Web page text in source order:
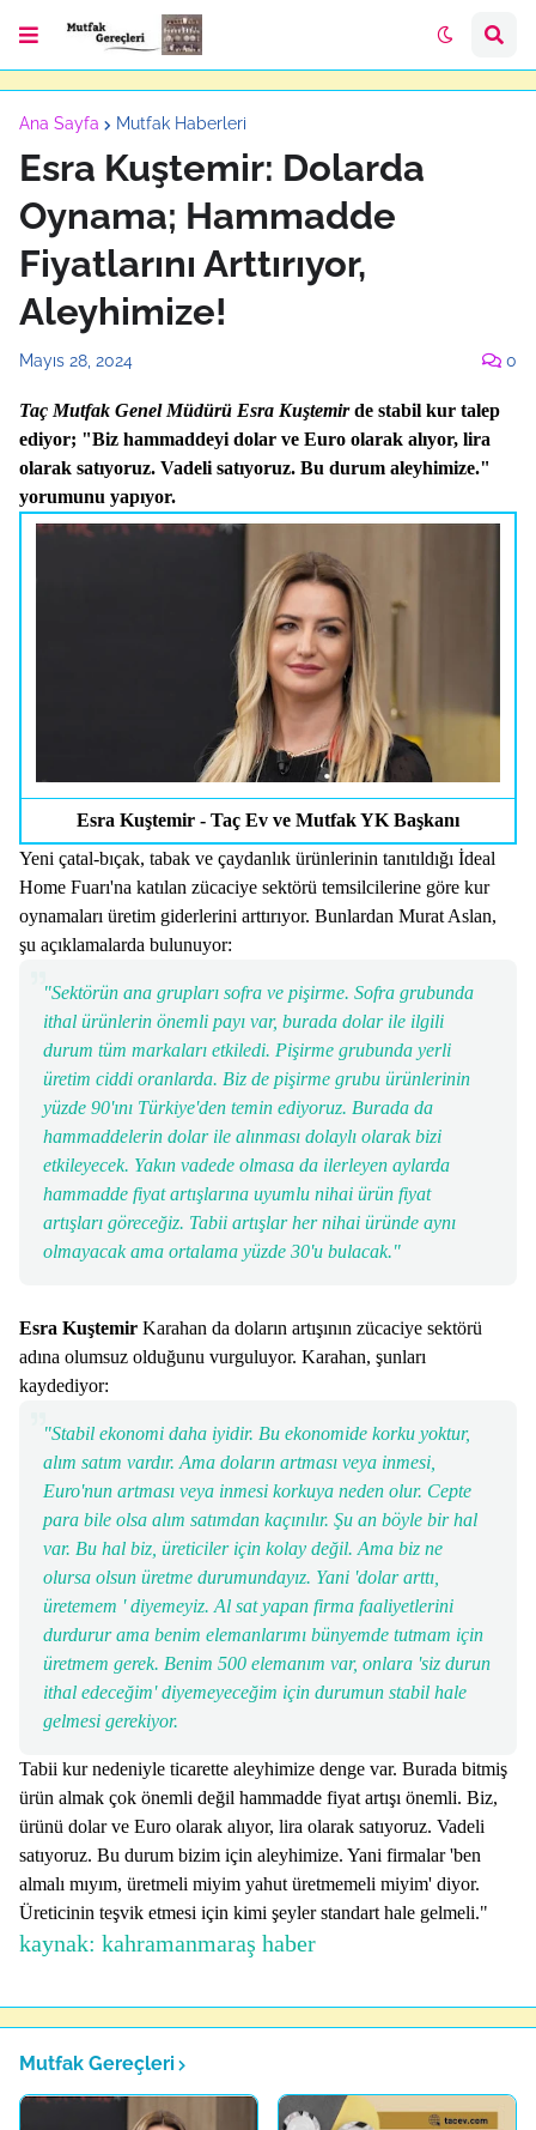
Ana Sayfa Mutfak Haberleri
Esra Kuştemir: Dolarda
Oynama; Hammadde
Fiyatlarını Arttırıyor,
Aleyhimize!
Mayıs 28, 2024 0
Taç Mutfak Genel Müdürü Esra Kuştemirde stabil kur talep
ediyor; "Biz hammaddeyi dolar ve Euro olarak alıyor, lira
olarak satıyoruz. Vadeli satıyoruz. Bu durum aleyhimize."
yorumunu yapıyor.
Esra Kuştemir - Taç Ev ve Mutfak YK Başkanı
Yeni çatal-bıçak, tabak ve çaydanlık ürünlerinin tanıtıldığı İdeal
Home Fuarı'na katılan zücaciye sektörü temsilcilerine göre kur
oynamaları üretim giderlerini arttırıyor. Bunlardan Murat Aslan,
şu açıklamalarda bulunuyor:
"Sektörün ana grupları sofra ve pişirme. Sofra grubunda
ithal ürünlerin önemli payı var, burada dolar ile ilgili
durum tüm markaları etkiledi. Pişirme grubunda yerli
üretim ciddi oranlarda. Biz de pişirme grubu ürünlerinin
yüzde 90'ını Türkiye'den temin ediyoruz. Burada da
hammaddelerin dolar ile alınması dolaylı olarak bizi
etkileyecek. Yakın vadede olmasa da ilerleyen aylarda
hammadde fiyat artışlarına uyumlu nihai ürün fiyat
artışları göreceğiz. Tabii artışlar her nihai üründe aynı
olmayacak ama ortalama yüzde 30'u bulacak."
Esra Kuştemir Karahan da doların artışının zücaciye sektörü
adına olumsuz olduğunu vurguluyor. Karahan, şunları
kaydediyor:
"Stabil ekonomi daha iyidir. Bu ekonomide korku yoktur,
alım satım vardır. Ama doların artması veya inmesi,
Euro'nun artması veya inmesi korkuya neden olur. Cepte
para bile olsa alım satımdan kaçınılır. Şu an böyle bir hal
var. Bu hal biz, üreticiler için kolay değil. Ama biz ne
olursa olsun üretme durumundayız. Yani 'dolar arttı,
üretemem ' diyemeyiz. Al sat yapan firma faaliyetlerini
durdurur ama benim elemanlarımı bünyemde tutmam için
üretmem gerek. Benim 500 elemanım var, onlara 'siz durun
ithal edeceğim' diyemeyeceğim için durumun stabil hale
gelmesi gerekiyor.
Tabii kur nedeniyle ticarette aleyhimize denge var. Burada bitmiş
ürün almak çok önemli değil hammadde fiyat artışı önemli. Biz,
ürünü dolar ve Euro olarak alıyor, lira olarak satıyoruz. Vadeli
satıyoruz. Bu durum bizim için aleyhimize. Yani firmalar 'ben
almalı mıyım, üretmeli miyim yahut üretmemeli miyim' diyor.
Üreticinin teşvik etmesi için kimi şeyler standart hale gelmeli."
kaynak: kahramanmaraş haber
Mutfak Gereçleri